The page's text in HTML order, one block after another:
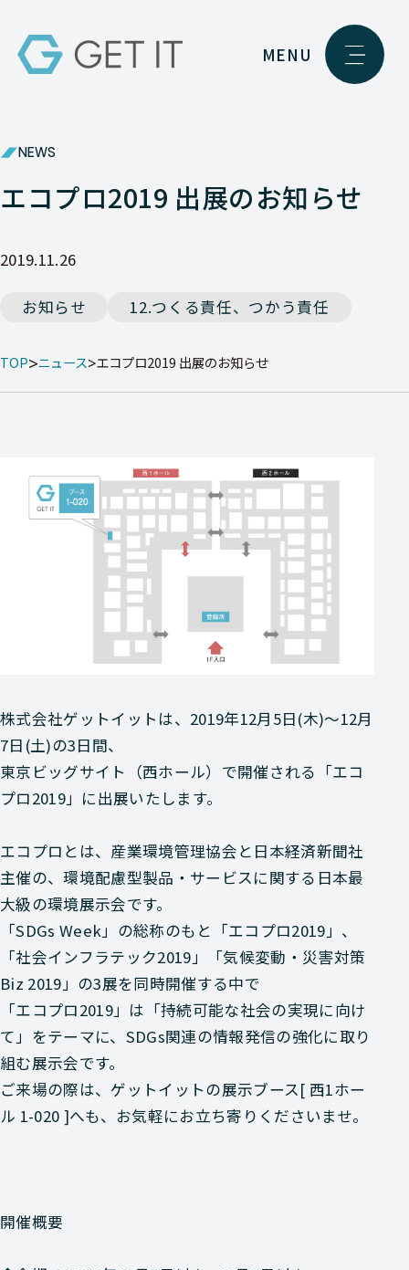
MENU
NEWS
エコプロ2019 出展のお知らせ
2019.11.26
お知らせ 12.つくる責任、つかう責任
TOP ニュース エコプロ2019 出展のお知らせ
株式会社ゲットイットは、2019年12月5日(木)～12月
7日(土)の3日間、
東京ビッグサイト（西ホール）で開催される「エコ
プロ2019」に出展いたします。
エコプロとは、産業環境管理協会と日本経済新聞社
主催の、環境配慮型製品・サービスに関する日本最
大級の環境展示会です。
「SDGs Week」の総称のもと「エコプロ2019」、
「社会インフラテック2019」「気候変動・災害対策
Biz 2019」の3展を同時開催する中で
「エコプロ2019」は「持続可能な社会の実現に向け
て」をテーマに、SDGs関連の情報発信の強化に取り
組む展示会です。
ご来場の際は、ゲットイットの展示ブース[ 西1ホー
ル 1-020 ]へも、お気軽にお立ち寄りくださいませ。
開催概要